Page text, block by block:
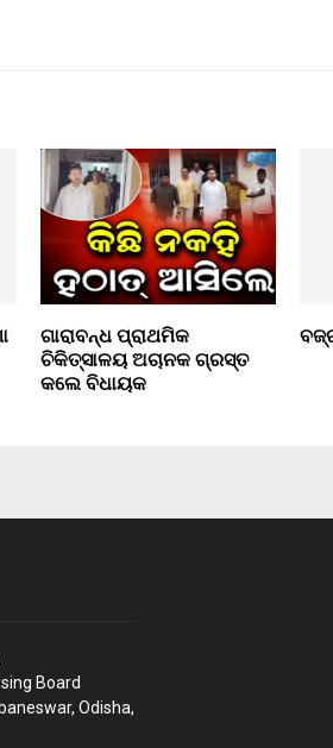
ଗାରାବନ୍ଧ ପ୍ରାଥମିକ
ଚିକିତ୍ସାଳୟ ଅଚାନକ ଗ୍ରସ୍ତ
କଲେ ବିଧାୟକ
Board
Odisha,